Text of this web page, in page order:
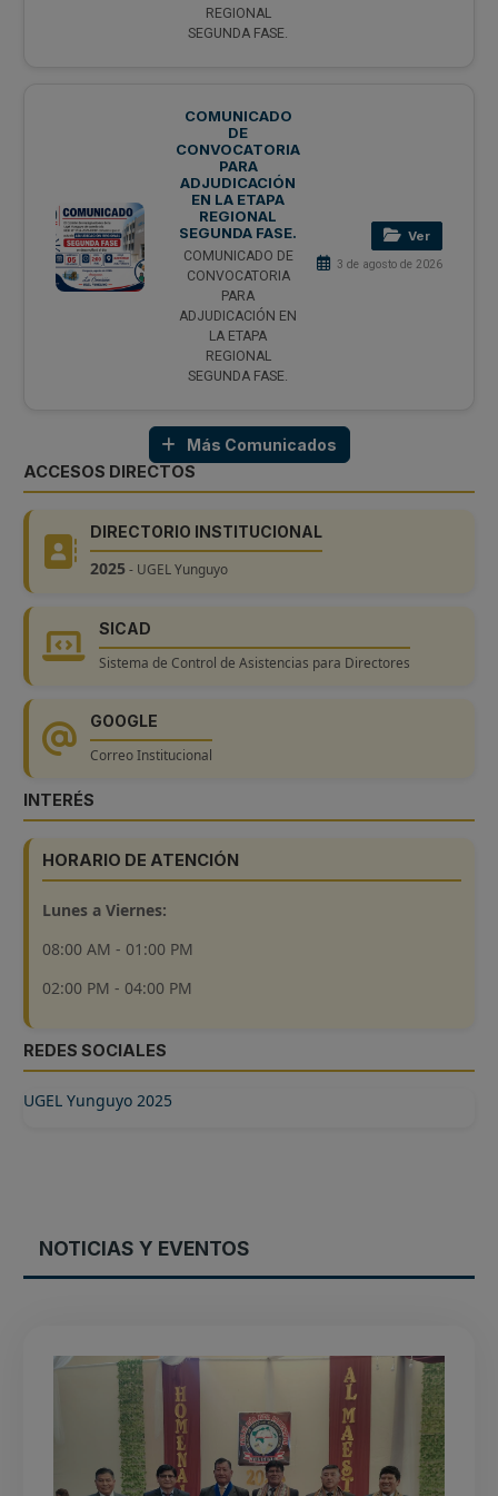
REGIONAL
SEGUNDA FASE.
COMUNICADO
DE
CONVOCATORIA
PARA
ADJUDICACIÓN
EN LA ETAPA
REGIONAL
SEGUNDA FASE.
COMUNICADO DE
CONVOCATORIA
PARA
ADJUDICACIÓN EN
LA ETAPA
REGIONAL
SEGUNDA FASE.
Ver
3 de agosto de 2026
Más Comunicados
ACCESOS DIRECTOS
DIRECTORIO INSTITUCIONAL
2025- UGEL Yunguyo
SICAD
Sistema de Control de Asistencias para Directores
GOOGLE
Correo Institucional
INTERÉS
HORARIO DE ATENCIÓN
Lunes a Viernes:
08:00 AM - 01:00 PM
02:00 PM - 04:00 PM
REDES SOCIALES
UGEL Yunguyo 2025
NOTICIAS Y EVENTOS